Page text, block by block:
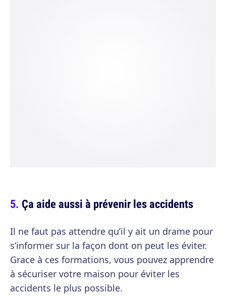
Ça aide aussi à prévenir les accidents
Il ne faut pas attendre qu’il y ait un drame pour
s’informer sur la façon dont on peut les éviter.
Grace à ces formations, vous pouvez apprendre
à sécuriser votre maison pour éviter les
accidents le plus possible.